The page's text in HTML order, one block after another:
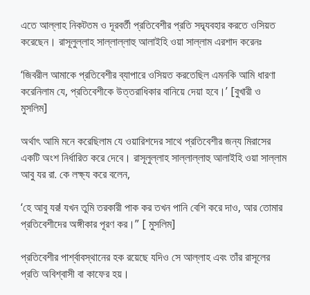
এতে আল্লাহ নিকটতম ও দূরবর্তী প্রতিবেশীর প্রতি সদ্ব্যবহার করতে ওসিয়ত
করেছেন। রাসূলুল্লাহ সাল্লাল্লাহু আলাইহি ওয়া সাল্লাম এরশাদ করেনঃ
‘জিবরীল আমাকে প্রতিবেশীর ব্যাপারে ওসিয়ত করতেছিল এমনকি আমি ধারণা
করেনিলাম যে, প্রতিবেশীকে উত্তরাধিকার বানিয়ে দেয়া হবে।’ [বুখারী ও
মুসলিম]
অর্থাৎ আমি মনে করেছিলাম যে ওয়ারিশদের সাথে প্রতিবেশীর জন্য মিরাসের
একটি অংশ নির্ধারিত করে দেবে। রাসূলুল্লাহ সাল্লাল্লাহু আলাইহি ওয়া সাল্লাম
আবু যর রা. কে লক্ষ্য করে বলেন,
‘হে আবু যর! যখন তুমি তরকারী পাক কর তখন পানি বেশি করে দাও, আর তোমার
প্রতিবেশীদের অঙ্গীকার পূরণ কর।” [ মুসলিম]
প্রতিবেশীর পার্শ্বাবস্থানের হক রয়েছে যদিও সে আল্লাহ এবং তাঁর রাসূলের
প্রতি অবিশ্বাসী বা কাফের হয়।